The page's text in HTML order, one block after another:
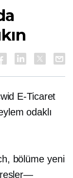
E-Ticaret
odaklı
bölüme yeni